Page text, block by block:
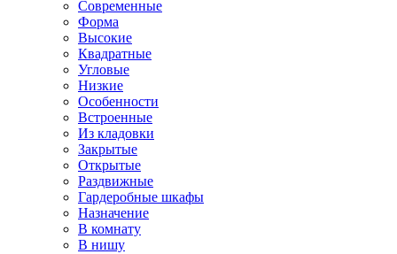
Современные
Форма
Высокие
Квадратные
Угловые
Низкие
Особенности
Встроенные
Из кладовки
Закрытые
Открытые
Раздвижные
Гардеробные шкафы
Назначение
В комнату
В нишу